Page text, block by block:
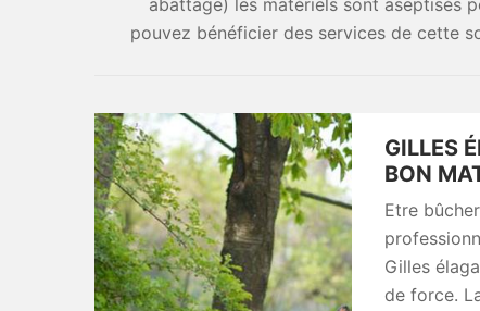
abattage) les matériels sont aseptisés
pouvez bénéficier des services de cette
GILLES
BON
Etre
Gilles
de force.